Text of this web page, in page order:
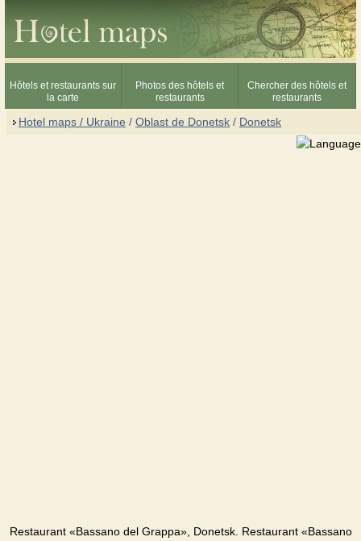
Hôtels et restaurants sur
la carte
Photos des hôtels et
restaurants
Chercher des hôtels et
restaurants
Hotel maps / Ukraine / Oblast de Donetsk / Donetsk
Restaurant «Bassano del Grappa», Donetsk. Restaurant «Bassano